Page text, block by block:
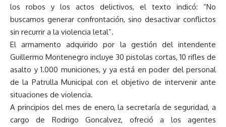
los robos y los actos delictivos, el texto indicó: “No
buscamos generar confrontación, sino desactivar conflictos
sin recurrir a la violencia letal”.
El armamento adquirido por la gestión del intendente
Guillermo Montenegro incluye 30 pistolas cortas, 10 rifles de
asalto y 1.000 municiones, y ya está en poder del personal
de la Patrulla Municipal con el objetivo de intervenir ante
situaciones de violencia.
A principios del mes de enero, la secretaría de seguridad, a
cargo de Rodrigo Goncalvez, ofreció a los agentes